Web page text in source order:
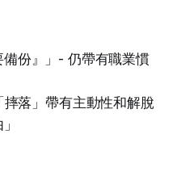
備份』」- 仍帶有職業慣
摔落」帶有主動性和解脫